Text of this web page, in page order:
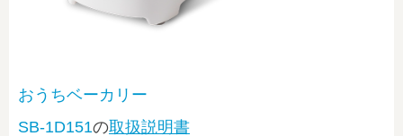
おうちベーカリー
SB-1D151の取扱説明書